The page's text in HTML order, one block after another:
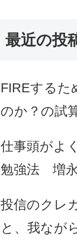
最近の投
FIREするた
のか？の試
仕事頭がよ
勉強法 増
投信のクレ
と、我なが